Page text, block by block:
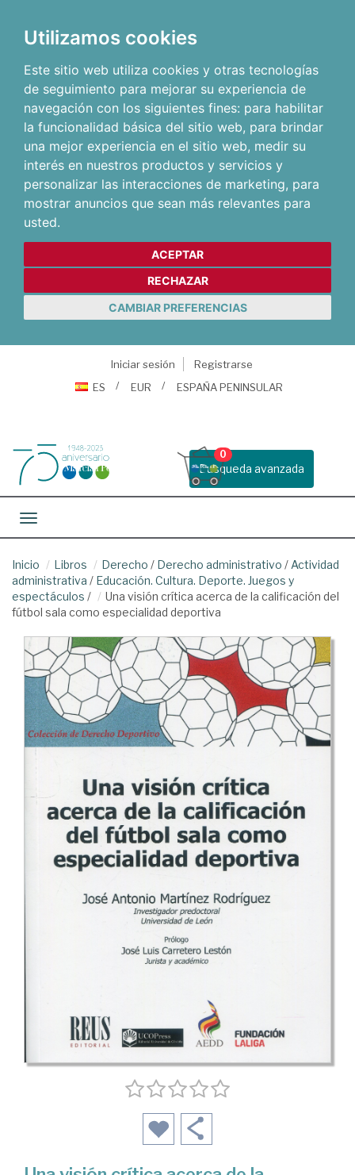
Utilizamos cookies
Este sitio web utiliza cookies y otras tecnologías
de seguimiento para mejorar su experiencia de
navegación con los siguientes fines: para habilitar
la funcionalidad básica del sitio web, para brindar
una mejor experiencia en el sitio web, medir su
interés en nuestros productos y servicios y
personalizar las interacciones de marketing, para
mostrar anuncios que sean más relevantes para
usted.
ACEPTAR
RECHAZAR
CAMBIAR PREFERENCIAS
Iniciar sesión
Registrarse
ES
EUR ESPAÑA PENINSULAR
Busqueda avanzada
0
Toggle navigation
Inicio Libros Derecho / Derecho administrativo / Actividad
administrativa / Educación. Cultura. Deporte. Juegos y
espectáculos /
Una visión crítica acerca de la calificación del
fútbol sala como especialidad deportiva